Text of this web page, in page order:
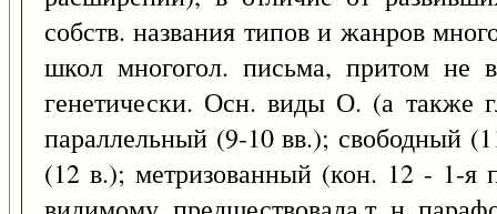
собств. названия типов и жанров
школ многогол. письма, притом не
генетически. Осн. виды О. (а также
параллельный (9-10 вв.); свободный
(12 в.); метризованный (кон. 12 - 1-я